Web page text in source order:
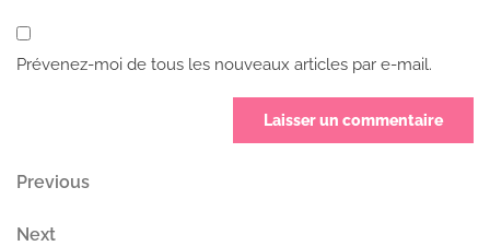
Prévenez-moi de tous les nouveaux articles par e-mail.
Navigation
de
Previous
Previous
Next
Next